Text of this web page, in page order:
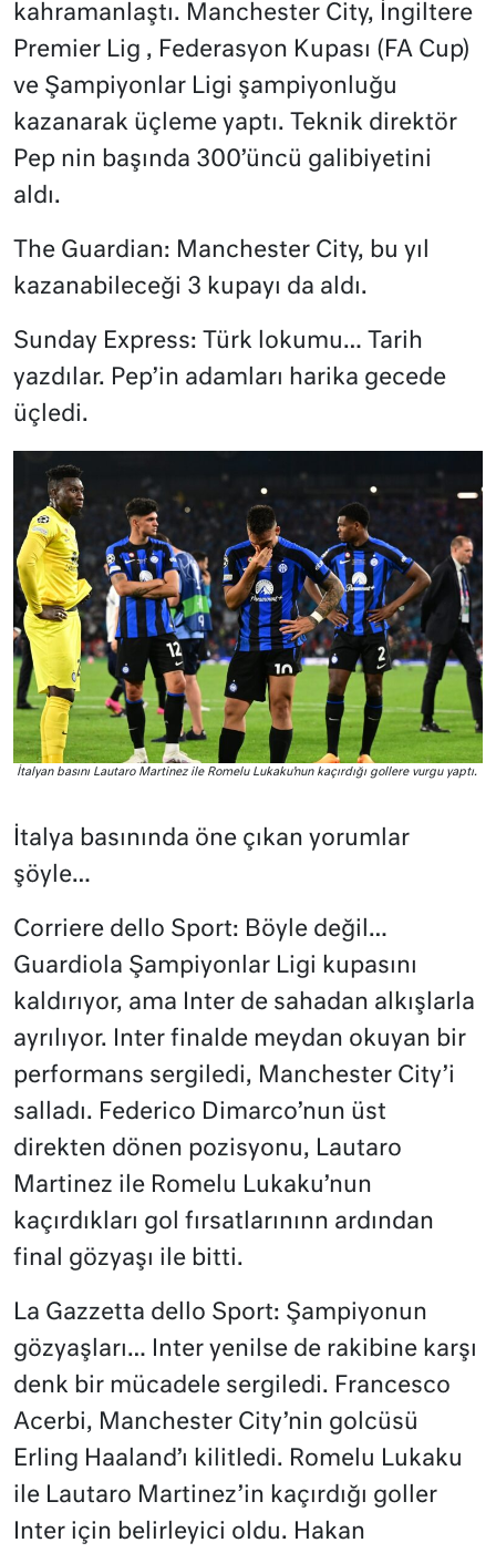
kahramanlaştı. Manchester City, İngiltere
Premier Lig , Federasyon Kupası (FA Cup)
ve Şampiyonlar Ligi şampiyonluğu
kazanarak üçleme yaptı. Teknik direktör
Pep nin başında 300’üncü galibiyetini
aldı.
The Guardian: Manchester City, bu yıl
kazanabileceği 3 kupayı da aldı.
Sunday Express: Türk lokumu… Tarih
yazdılar. Pep’in adamları harika gecede
üçledi.
İtalyan basını Lautaro Martinez ile Romelu Lukaku’nun kaçırdığı gollere vurgu yaptı.
İtalya basınında öne çıkan yorumlar
şöyle…
Corriere dello Sport: Böyle değil…
Guardiola Şampiyonlar Ligi kupasını
kaldırıyor, ama Inter de sahadan alkışlarla
ayrılıyor. Inter finalde meydan okuyan bir
performans sergiledi, Manchester City’i
salladı. Federico Dimarco’nun üst
direkten dönen pozisyonu, Lautaro
Martinez ile Romelu Lukaku’nun
kaçırdıkları gol fırsatlarınınn ardından
final gözyaşı ile bitti.
La Gazzetta dello Sport: Şampiyonun
gözyaşları… Inter yenilse de rakibine karşı
denk bir mücadele sergiledi. Francesco
Acerbi, Manchester City’nin golcüsü
Erling Haaland’ı kilitledi. Romelu Lukaku
ile Lautaro Martinez’in kaçırdığı goller
Inter için belirleyici oldu. Hakan